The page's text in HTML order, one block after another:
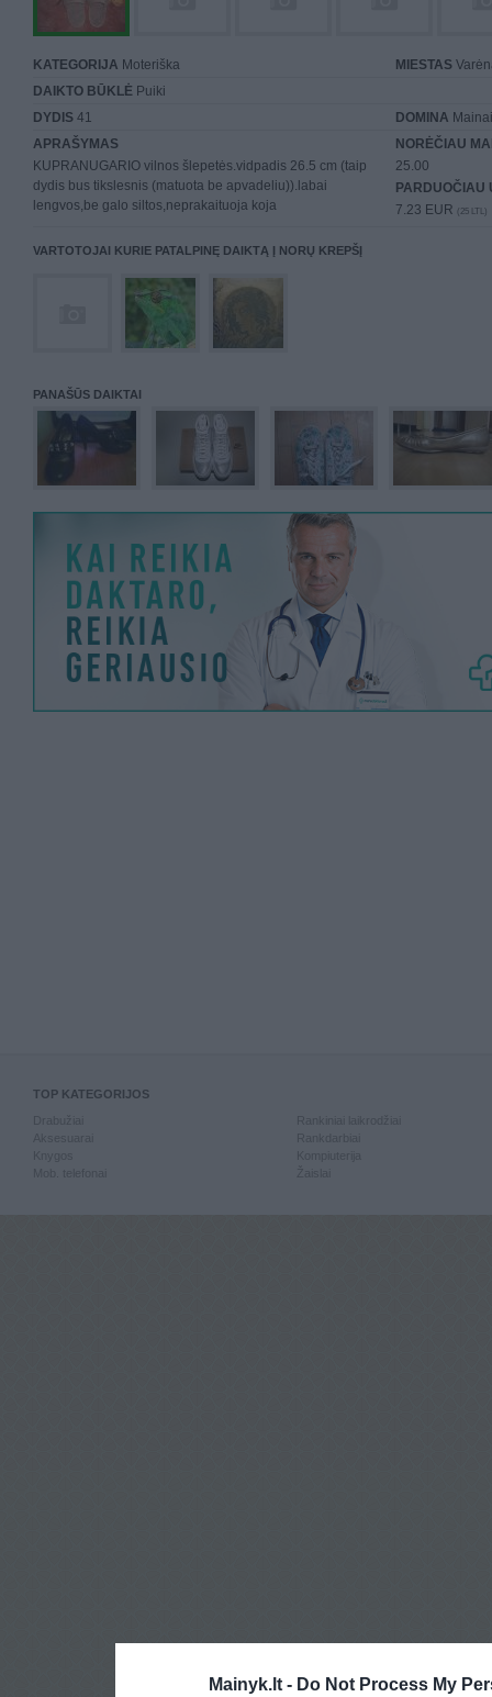
Mainyk.lt - Do Not Process My
KATEGORIJA Moteriška MIESTAS
DAIKTO BŪKLĖ Puiki
DYDIS 41 DOMINA
APRAŠYMAS
KUPRANUGARIO vilnos šlepetės.vidpadis 26.5 cm (taip
dydis bus tikslesnis (matuota be apvadeliu)).labai
lengvos,be galo siltos,neprakaituoja koja
NORĖČIAU
25.00
PARDUOČIAU
7.23 EUR (25 LTL)
VARTOTOJAI KURIE PATALPINĘ DAIKTĄ Į NORŲ KREPŠĮ
PANAŠŪS DAIKTAI
TOP KATEGORIJOS
Knygos
Mob. telefonai
Kompiuterija
Žaislai